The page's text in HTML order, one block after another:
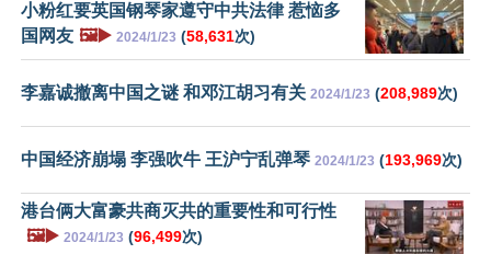
小粉红要英国钢琴家遵守中共法律 惹恼多
国网友 🖼️▶️ 2024/1/23 (58,631次)
李嘉诚撤离中国之谜 和邓江胡习有关 2024/1/23 (208,989次)
中国经济崩塌 李强吹牛 王沪宁乱弹琴 2024/1/23 (193,969次)
港台俩大富豪共商灭共的重要性和可行性
🖼️▶️ 2024/1/23 (96,499次)